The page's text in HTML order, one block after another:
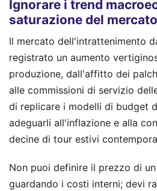
Ignorare i trend
saturazione del
Il mercato dell'intrattenimento
registrato un aumento
produzione, dall'affitto dei
alle commissioni di servizio
di replicare i modelli di budget
adeguarli all'inflazione e alla
decine di tour estivi
Non puoi definire il prezzo di
guardando i costi interni; devi